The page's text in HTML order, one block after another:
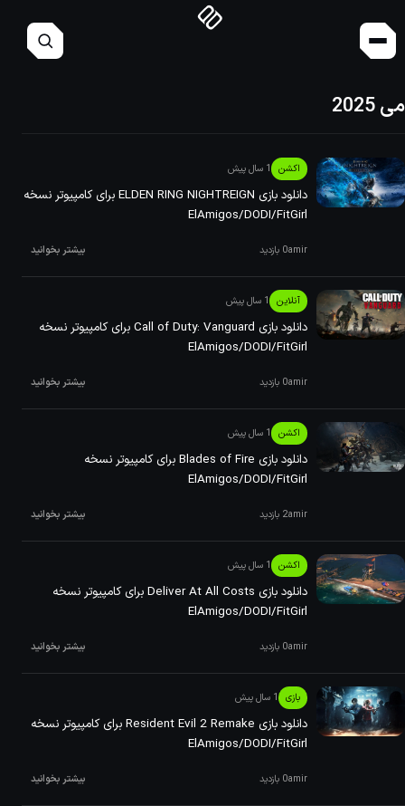
می 2025
اکشن 1 سال پیش
دانلود بازی ‏ELDEN RING NIGHTREIGN برای کامپیوتر نسخه
ElAmigos/DODI/FitGirl
amir0 بازدید بیشتر بخوانید
آنلاین 1 سال پیش
دانلود بازی ‏Call of Duty: Vanguard برای کامپیوتر نسخه
ElAmigos/DODI/FitGirl
amir0 بازدید بیشتر بخوانید
اکشن 1 سال پیش
دانلود بازی ‏Blades of Fire برای کامپیوتر نسخه
ElAmigos/DODI/FitGirl
amir2 بازدید بیشتر بخوانید
اکشن 1 سال پیش
دانلود بازی ‏Deliver At All Costs برای کامپیوتر نسخه
ElAmigos/DODI/FitGirl
amir0 بازدید بیشتر بخوانید
بازی 1 سال پیش
دانلود بازی ‏Resident Evil 2 Remake برای کامپیوتر نسخه
ElAmigos/DODI/FitGirl
amir0 بازدید بیشتر بخوانید